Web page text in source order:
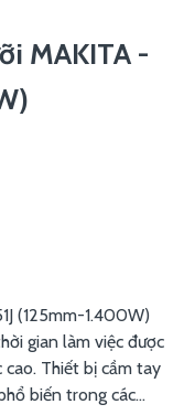
MAKITA -
(125mm-1.400W)
gian làm việc được
Thiết bị cầm tay
biến trong các